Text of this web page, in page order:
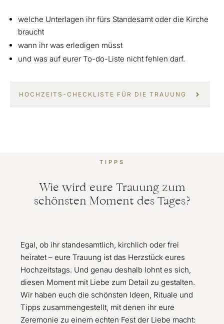
welche Unterlagen ihr fürs Standesamt oder die Kirche
braucht
wann ihr was erledigen müsst
und was auf eurer To-do-Liste nicht fehlen darf.
HOCHZEITS-CHECKLISTE FÜR DIE TRAUUNG
TIPPS
Wie wird eure Trauung zum
schönsten Moment des Tages?
Egal, ob ihr standesamtlich, kirchlich oder frei
heiratet – eure Trauung ist das Herzstück eures
Hochzeitstags. Und genau deshalb lohnt es sich,
diesen Moment mit Liebe zum Detail zu gestalten.
Wir haben euch die schönsten Ideen, Rituale und
Tipps zusammengestellt, mit denen ihr eure
Zeremonie zu einem echten Fest der Liebe macht: